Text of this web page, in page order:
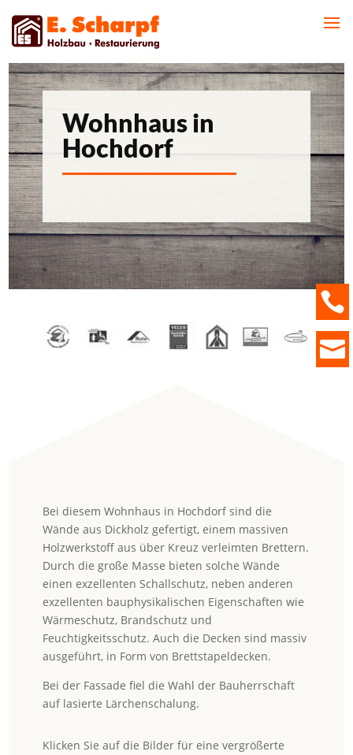
Wohnhaus in
Hochdorf
Bei diesem Wohnhaus in Hochdorf sind die
Wände aus Dickholz gefertigt, einem massiven
Holzwerkstoff aus über Kreuz verleimten Brettern.
Durch die große Masse bieten solche Wände
einen exzellenten Schallschutz, neben anderen
exzellenten bauphysikalischen Eigenschaften wie
Wärmeschutz, Brandschutz und
Feuchtigkeitsschutz. Auch die Decken sind massiv
ausgeführt, in Form von Brettstapeldecken.
Bei der Fassade fiel die Wahl der Bauherrschaft
auf lasierte Lärchenschalung.
Klicken Sie auf die Bilder für eine vergrößerte

